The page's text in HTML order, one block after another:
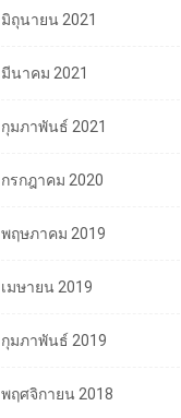
มิถุนายน 2021
มีนาคม 2021
กุมภาพันธ์ 2021
กรกฎาคม 2020
พฤษภาคม 2019
เมษายน 2019
กุมภาพันธ์ 2019
พฤศจิกายน 2018